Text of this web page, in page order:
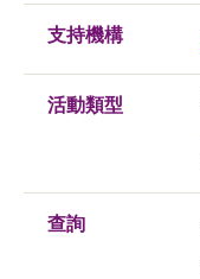
支持機構
活動類型
查詢